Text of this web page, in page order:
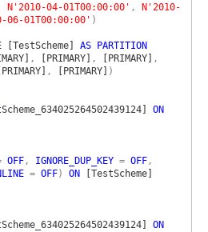
N'2010-04-01T00:00:00' , N'2010-
06-01T00:00:00' )
[TestScheme]
, [PRIMARY] , [PRIMARY] ,
, [PRIMARY] )
OFF, IGNORE_DUP_KEY = OFF
= OFF) ON
[TestScheme]